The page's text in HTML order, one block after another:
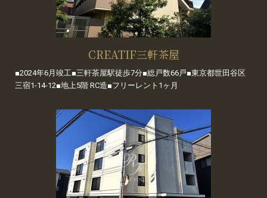
CREATIF三軒茶屋
■2024年6月竣工■三軒茶屋駅徒歩7分■総戸数66戸■東京都世田谷区
三宿1-14-12■地上5階 RC造■フリーレント1ヶ月